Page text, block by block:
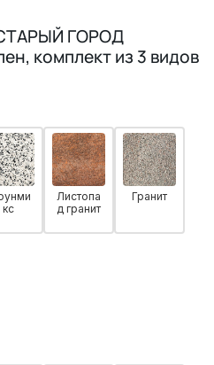
ГОРОД
комплект из 3 видов
кс
Листопа
д гранит
Гранит